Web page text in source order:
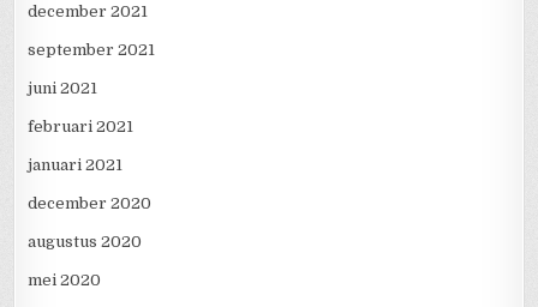
december 2021
september 2021
juni 2021
februari 2021
januari 2021
december 2020
augustus 2020
mei 2020